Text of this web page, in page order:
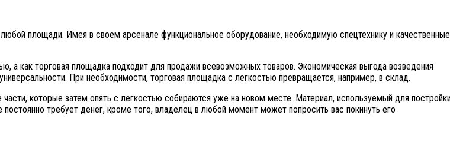
площади. Имея в своем арсенале функциональное оборудование, необходимую спецтехнику и качественные
а как торговая площадка подходит для продажи всевозможных товаров. Экономическая выгода возведения
При необходимости, торговая площадка с легкостью превращается, например, в склад.
которые затем опять с легкостью собираются уже на новом месте. Материал, используемый для
требует денег, кроме того, владелец в любой момент может попросить вас покинуть его